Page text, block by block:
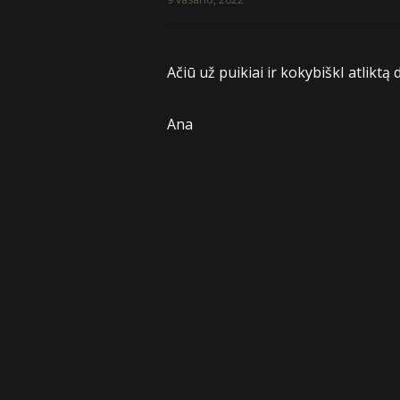
Ačiū už puikiai ir kokybiškI atliktą
Ana